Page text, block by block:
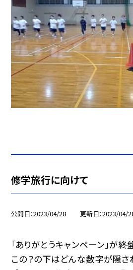
修学旅行に向けて
公開日 2023/04/28 更新日 2023/04/
「ありがとうキャンペーン」が終
この？の下はどんな数字が隠さ